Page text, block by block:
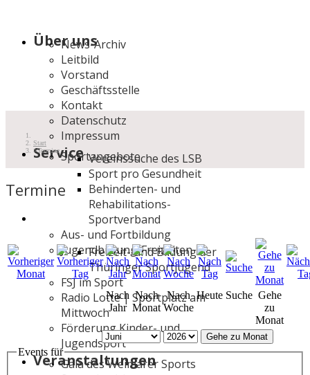
Über uns
News-Archiv
Leitbild
Vorstand
Geschäftsstelle
Kontakt
Datenschutz
Impressum
ServiceSportangebote
Vereinssuche des LSB
Sport pro Gesundheit
Behinderten- und
Rehabilitations-
Sportverband
Aus- und Fortbildung
Jugendbildung/Freizeiten
Freizeit- und Bildung der
Thüringer Sportjugend
FSJ im Sport
Radio Lotte | Sportplatz am
Mittwoch
Förderung Kinder- und
Jugendsport
Veranstaltungen
Gala des Weimarer Sports
Start
Termine
Termine
Nach
Jahr
Nach
Monat
Nach
Woche
Heute Suche Gehe
zu
Monat
Gehe zu Monat
Events für